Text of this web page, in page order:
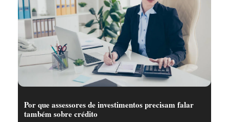
Por que assessores de investimentos precisam falar
também sobre crédito